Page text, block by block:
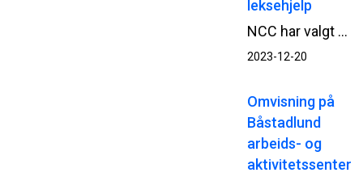
leksehjelp
NCC har valgt å gi årets juledonasjon til organisasjoner som tilbyr leksehjelp. I Norge går donasjonen til Røde Kors.
2023-12-20
Omvisning på
Båstadlund
arbeids- og
aktivitetssenter